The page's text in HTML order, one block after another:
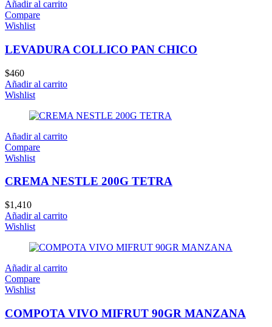
Añadir al carrito
Compare
Wishlist
LEVADURA COLLICO PAN CHICO
$460
Añadir al carrito
Wishlist
Añadir al carrito
Compare
Wishlist
CREMA NESTLE 200G TETRA
$1,410
Añadir al carrito
Wishlist
Añadir al carrito
Compare
Wishlist
COMPOTA VIVO MIFRUT 90GR MANZANA